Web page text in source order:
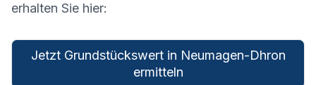
erhalten Sie hier:
Jetzt Grundstückswert in Neumagen-Dhron
ermitteln